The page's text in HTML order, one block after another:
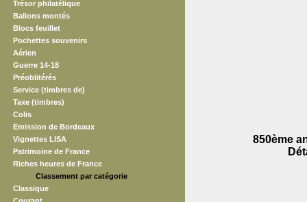
Trésor philatélique
Ballons montés
Blocs feuillet
Pochettes souvenirs
Aérien
Guerre 14-18
Préoblitérés
Service (timbres de)
Taxe (timbres)
Colis
Emission de Bordeaux
Vignettes LISA
Patrimoine de France
Riches heures de France
Classement par catégorie
Classique
850ème